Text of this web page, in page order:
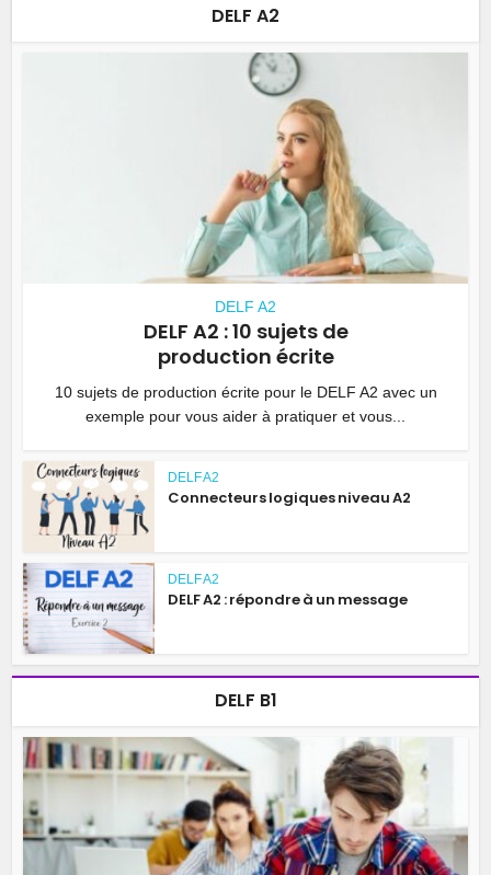
DELF A2
DELF A2
DELF A2 : 10 sujets de
production écrite
10 sujets de production écrite pour le DELF A2 avec un
exemple pour vous aider à pratiquer et vous...
DELF A2
Connecteurs logiques niveau A2
DELF A2
DELF A2 : répondre à un message
DELF B1